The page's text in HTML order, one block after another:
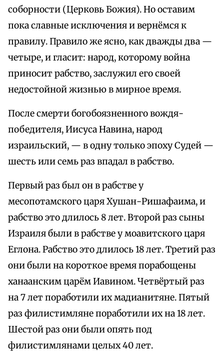
соборности (Церковь Божия). Но оставим
пока славные исключения и вернёмся к
правилу. Правило же ясно, как дважды два —
четыре, и гласит: народ, которому война
приносит рабство, заслужил его своей
недостойной жизнью в мирное время.
После смерти богобоязненного вождя-
победителя, Иисуса Навина, народ
израильский, — в одну только эпоху Судей —
шесть или семь раз впадал в рабство.
Первый раз был он в рабстве у
месопотамского царя Хушан-Ришафаима, и
рабство это длилось 8 лет. Второй раз сыны
Израиля были в рабстве у моавитского царя
Еглона. Рабство это длилось 18 лет. Третий раз
они были на короткое время порабощены
ханаанским царём Иавином. Четвёртый раз
на 7 лет поработили их мадианитяне. Пятый
раз филистимляне поработили их на 18 лет.
Шестой раз они были опять под
филистимлянами целых 40 лет.